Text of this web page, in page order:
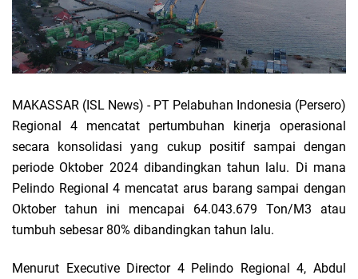
MAKASSAR (ISL News) - PT Pelabuhan Indonesia (Persero)
Regional 4 mencatat pertumbuhan kinerja operasional
secara konsolidasi yang cukup positif sampai dengan
periode Oktober 2024 dibandingkan tahun lalu. Di mana
Pelindo Regional 4 mencatat arus barang sampai dengan
Oktober tahun ini mencapai 64.043.679 Ton/M3 atau
tumbuh sebesar 80% dibandingkan tahun lalu.
Menurut Executive Director 4 Pelindo Regional 4, Abdul